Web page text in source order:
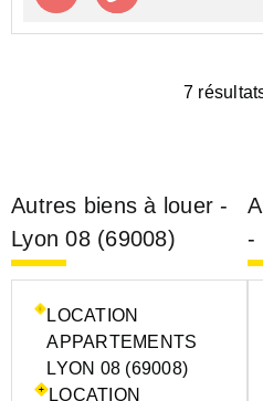
7
Autres biens à louer -
Lyon 08 (69008)
LOCATION
APPARTEMENTS
LYON 08 (69008)
LOCATION
-